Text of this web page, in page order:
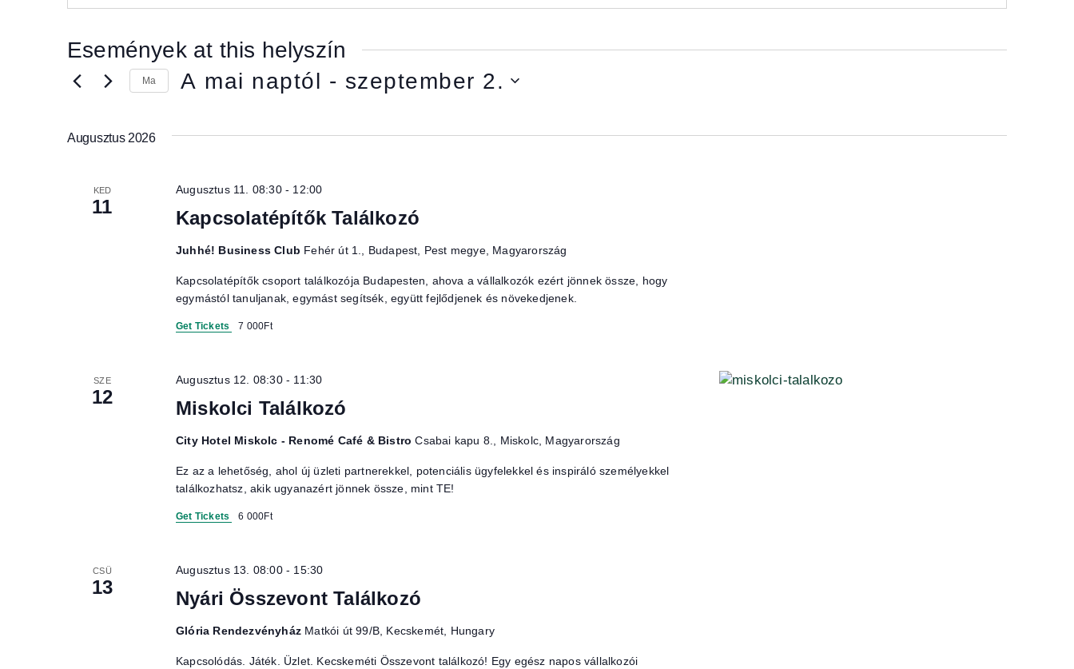
Események at this helyszín
Ma A mai naptól - szeptember 2.
Augusztus 2026
KED
11
Kapcsolatépítők Találkozó
Augusztus 11. 08:30- 12:00
Juhhé! Business Club Fehér út 1., Budapest, Pest megye, Magyarország
Kapcsolatépítők csoport találkozója Budapesten, ahova a vállalkozók ezért jönnek össze, hogy
egymástól tanuljanak, egymást segítsék, együtt fejlődjenek és növekedjenek.
Get Tickets 7 000Ft
SZE
12
Miskolci Találkozó
Augusztus 12. 08:30- 11:30
City Hotel Miskolc - Renomé Café & BistroCsabai kapu 8., Miskolc, Magyarország
Ez az a lehetőség, ahol új üzleti partnerekkel, potenciális ügyfelekkel és inspiráló személyekkel
találkozhatsz, akik ugyanazért jönnek össze, mint TE!
Get Tickets 6 000Ft
CSÜ
13
Nyári Összevont Találkozó
Augusztus 13. 08:00- 15:30
Glória Rendezvényház Matkói út 99/B, Kecskemét, Hungary
Kapcsolódás. Játék. Üzlet. Kecskeméti Összevont találkozó! Egy egész napos vállalkozói